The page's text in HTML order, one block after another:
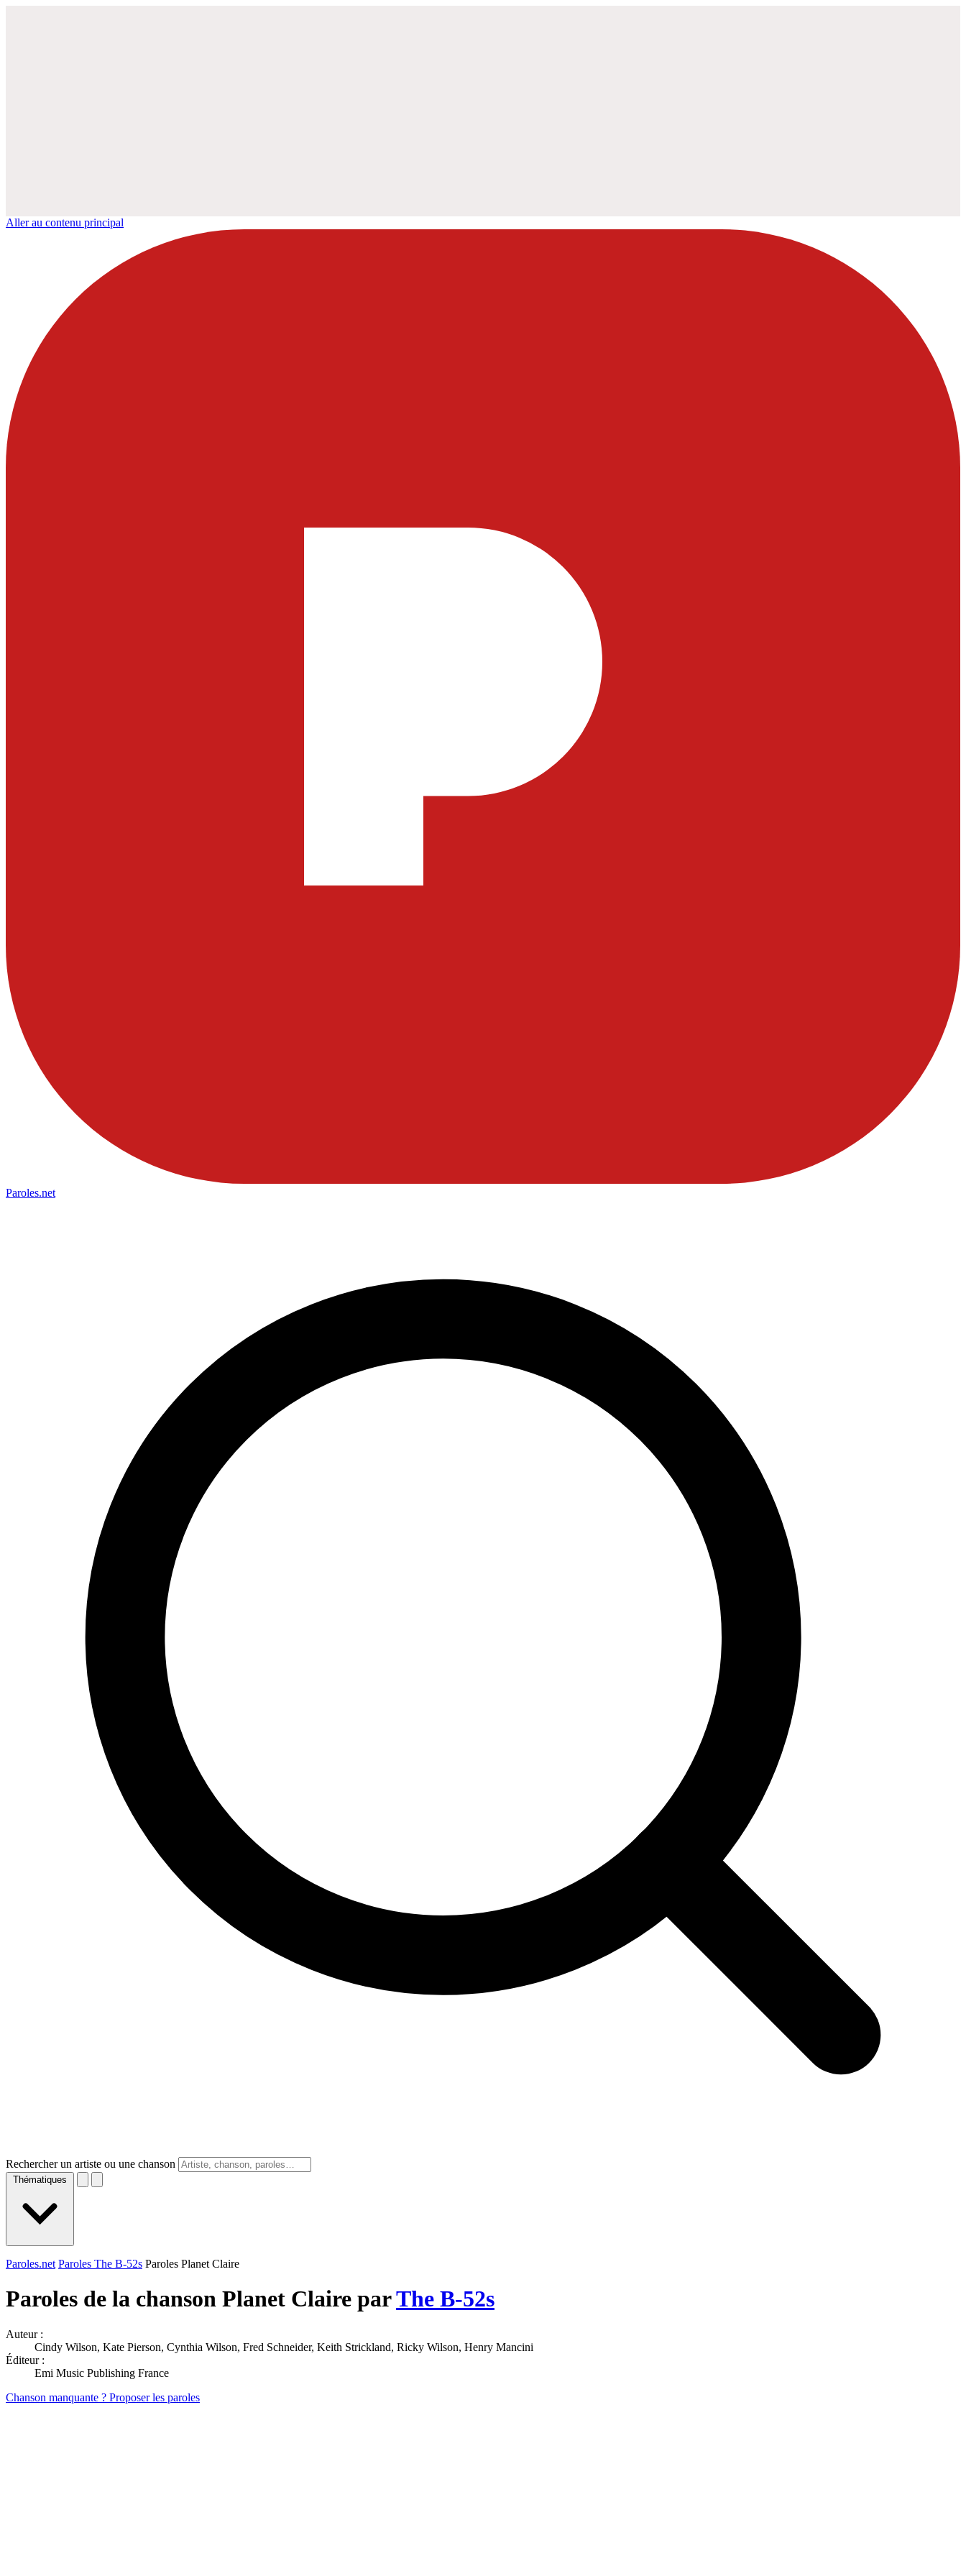
Aller au contenu principal
Paroles.net
Rechercher un artiste ou une chanson
Thématiques
Paroles.net Paroles The B-52s Paroles Planet Claire
Paroles de la chanson Planet Claire parThe B-52s
Auteur :
Cindy Wilson, Kate Pierson, Cynthia Wilson, Fred Schneider, Keith Strickland, Ricky Wilson, Henry Mancini
Éditeur :
Emi Music Publishing France
Chanson manquante ? Proposer les paroles